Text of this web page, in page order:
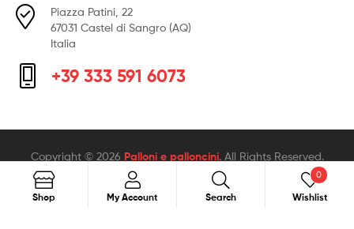
Piazza Patini, 22
67031 Castel di Sangro (AQ)
Italia
+39 333 591 6073
Copyright © 2026 Palloni e palloncini. All Rights Reserved.
Shop My Account Search
Search
Search
Wishlist
0